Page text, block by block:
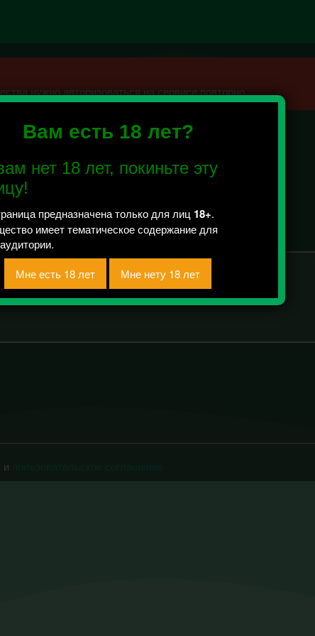
Вам есть 18 лет?
нет 18 лет, покиньте эту
предназначена только для лиц 18+.
имеет тематическое содержание для
нужно авторизоваться на сервисе повторно.
/ Рейтинг 0
и